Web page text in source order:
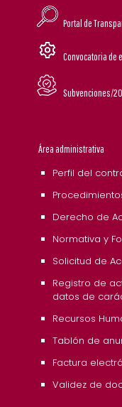
Portal de
Convocatoria de
Subvenciones/
Área administrativa
Perfil del
Derecho de
Normativa y
Solicitud de
Registro de
datos de
Recursos
Tablón de
Factura
Validez de